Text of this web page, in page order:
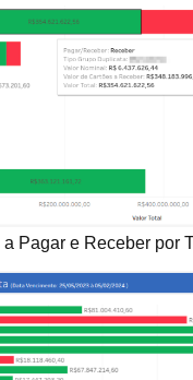
Pagar e Receber por